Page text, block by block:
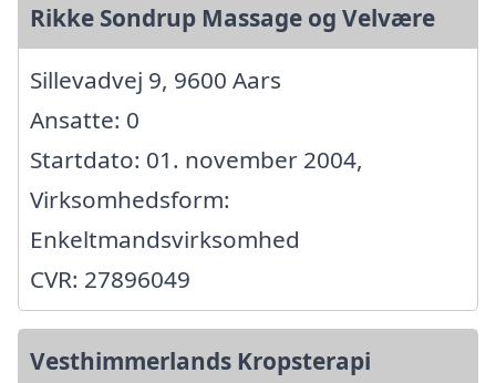
Rikke Sondrup Massage og Velvære
Sillevadvej 9, 9600 Aars
Ansatte: 0
Startdato: 01. november 2004,
Virksomhedsform:
Enkeltmandsvirksomhed
CVR: 27896049
Vesthimmerlands Kropsterapi